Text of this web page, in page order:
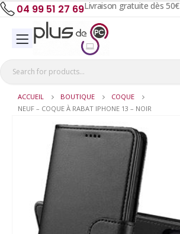
04 99 51 27 69Livraison gratuite dès 50€
ACCUEIL BOUTIQUE
COQUE
NEUF – COQUE À RABAT IPHONE 13 – NOIR